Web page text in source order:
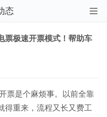
态 
票极速开票模式！帮助车
票是个麻烦事。以前全靠
得重来，流程又长又费工